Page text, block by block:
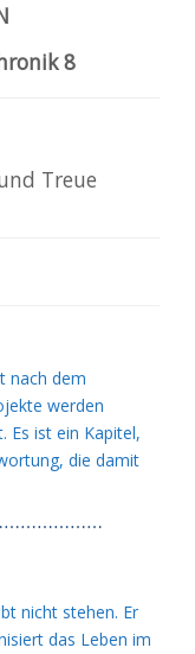
8
Treue
nach dem
werden
Es ist ein Kapitel,
die damit
nicht stehen. Er
das Leben im